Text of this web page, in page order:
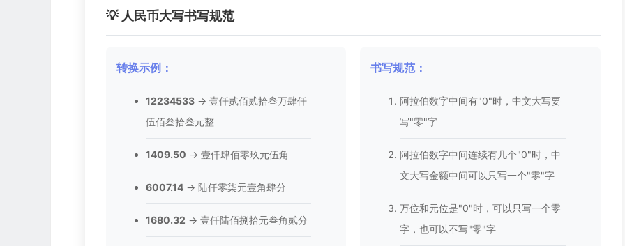
💡 人民币大写书写规范
转换示例：
12234533 → 壹仟贰佰贰拾叁万肆仟
伍佰叁拾叁元整
1409.50 → 壹仟肆佰零玖元伍角
6007.14 → 陆仟零柒元壹角肆分
1680.32 → 壹仟陆佰捌拾元叁角贰分
书写规范：
阿拉伯数字中间有"0"时，中文大写要
写"零"字
阿拉伯数字中间连续有几个"0"时，中
文大写金额中间可以只写一个"零"字
万位和元位是"0"时，可以只写一个零
字，也可以不写"零"字